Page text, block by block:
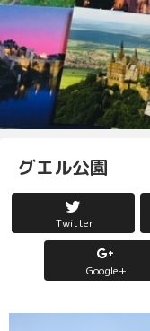
グエル公園
Twitter
Google+